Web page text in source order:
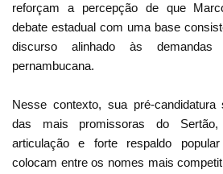
reforçam a percepção de que
debate estadual com uma base
discurso alinhado às
pernambucana.
Nesse contexto, sua pré-
das mais promissoras do Sertão,
articulação e forte respaldo
colocam entre os nomes mais